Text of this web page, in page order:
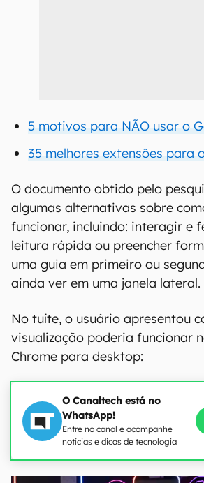
5 motivos para NÃO usar o
35 melhores extensões para
O documento obtido pelo
algumas alternativas sobre
funcionar, incluindo: interagir e
leitura rápida ou preencher
uma guia em primeiro ou
ainda ver em uma janela lateral.
No tuíte, o usuário apresentou
visualização poderia funcionar
Chrome para desktop:
O Canaltech está no
WhatsApp!
Entre no canal e acompanhe
notícias e dicas de tecnologia